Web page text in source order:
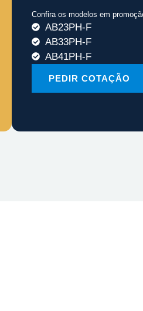
Confira os modelos em
AB23PH-F
AB33PH-F
AB41PH-F
PEDIR COTAÇÃO